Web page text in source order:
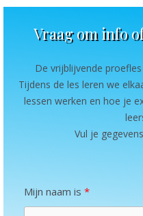
Vraag om info
De vrijblijvende
Tijdens de les leren we
lessen werken en hoe je
Vul je
Mijn naam is